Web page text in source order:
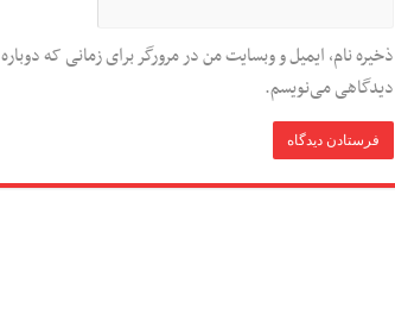
ذخیره نام، ایمیل و وبسایت من در مرورگر برای زمانی که دوباره
دیدگاهی می‌نویسم.